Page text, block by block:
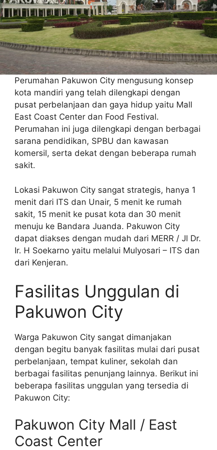
Perumahan Pakuwon City mengusung konsep
kota mandiri yang telah dilengkapi dengan
pusat perbelanjaan dan gaya hidup yaitu Mall
East Coast Center dan Food Festival.
Perumahan ini juga dilengkapi dengan berbagai
sarana pendidikan, SPBU dan kawasan
komersil, serta dekat dengan beberapa rumah
sakit.
Lokasi Pakuwon City sangat strategis, hanya 1
menit dari ITS dan Unair, 5 menit ke rumah
sakit, 15 menit ke pusat kota dan 30 menit
menuju ke Bandara Juanda. Pakuwon City
dapat diakses dengan mudah dari MERR / Jl Dr.
Ir. H Soekarno yaitu melalui Mulyosari – ITS dan
dari Kenjeran.
Fasilitas Unggulan di
Pakuwon City​
Warga Pakuwon City sangat dimanjakan
dengan begitu banyak fasilitas mulai dari pusat
perbelanjaan, tempat kuliner, sekolah dan
berbagai fasilitas penunjang lainnya. Berikut ini
beberapa fasilitas unggulan yang tersedia di
Pakuwon City:
Pakuwon City Mall / East
Coast Center